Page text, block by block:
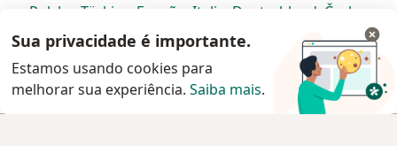
Polska abre num novo separador
Türkiye abre num novo separador
España abre num novo separador
Italia abre num novo
Deutschlandabre num
Česko
Portugal abre num novo separador
, México abre num novo separador
, abre num novo separador
Brasil abre num novoabre num
abre
Colombia abre num novo
www.doctoralia.com.br © 2026 - Agende agora sua
Sua privacidade é importante.
Estamos usando cookies para
melhorar sua experiência. Saiba mais.